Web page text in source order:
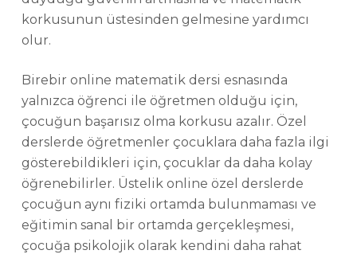
korkusunun üstesinden gelmesine yardımcı
olur.
Birebir online matematik dersi esnasında
yalnızca öğrenci ile öğretmen olduğu için,
çocuğun başarısız olma korkusu azalır. Özel
derslerde öğretmenler çocuklara daha fazla ilgi
gösterebildikleri için, çocuklar da daha kolay
öğrenebilirler. Üstelik online özel derslerde
çocuğun aynı fiziki ortamda bulunmaması ve
eğitimin sanal bir ortamda gerçekleşmesi,
çocuğa psikolojik olarak kendini daha rahat